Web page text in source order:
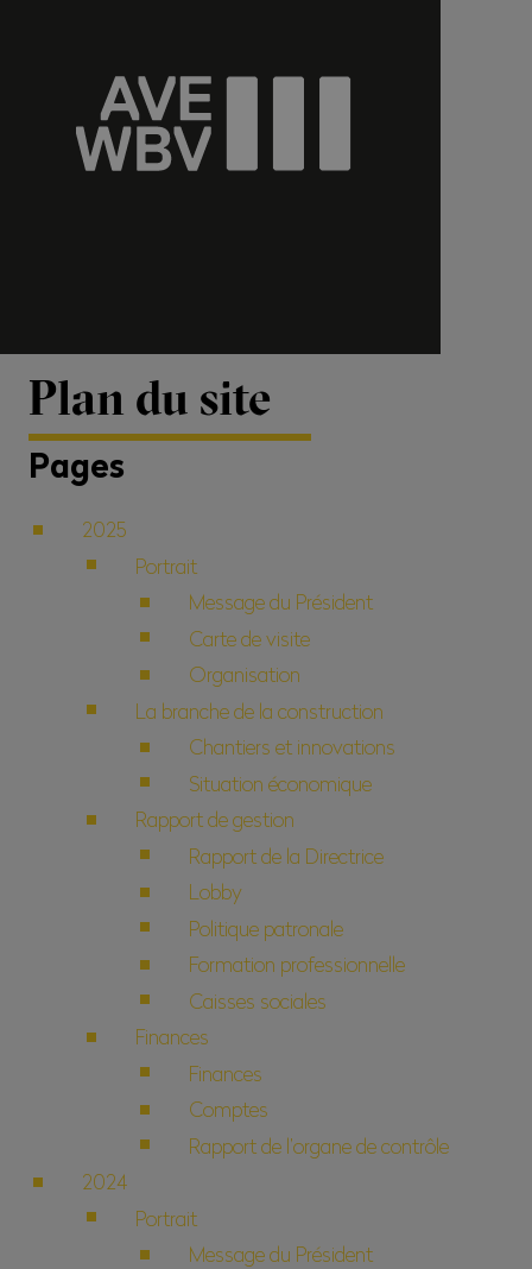
Plan du site
Pages
2025
Portrait
Message du Président
Carte de visite
Organisation
La branche de la construction
Chantiers et innovations
Situation économique
Rapport de gestion
Rapport de la Directrice
Lobby
Politique patronale
Formation professionnelle
Caisses sociales
Finances
Finances
Comptes
Rapport de l’organe de contrôle
2024
Portrait
Message du Président